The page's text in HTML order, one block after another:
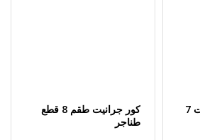
كور طقم طناجر جرانيت 7
كور جرانيت طقم 8 قطع
طناجر